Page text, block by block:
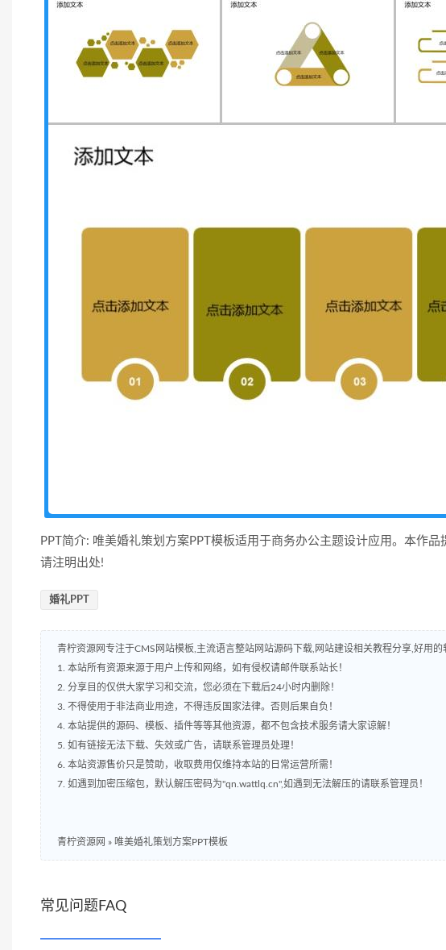
PPT简介: 唯美婚礼策划方案PPT模板适用于商务办公主题设计应用。本作
请注明出处!
婚礼PPT
青柠资源网专注于CMS网站模板,主流语言整站网站源码下载,网站建设相关教程分享,好用的
1. 本站所有资源来源于用户上传和网络，如有侵权请邮件联系站长！
2. 分享目的仅供大家学习和交流，您必须在下载后24小时内删除！
3. 不得使用于非法商业用途，不得违反国家法律。否则后果自负！
4. 本站提供的源码、模板、插件等等其他资源，都不包含技术服务请大家谅解！
5. 如有链接无法下载、失效或广告，请联系管理员处理！
6. 本站资源售价只是赞助，收取费用仅维持本站的日常运营所需！
7. 如遇到加密压缩包，默认解压密码为"qn.wattlq.cn",如遇到无法解压的请联系管理员！
青柠资源网 » 唯美婚礼策划方案PPT模板
常见问题FAQ